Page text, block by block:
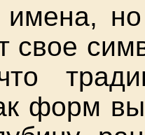
свое
форм